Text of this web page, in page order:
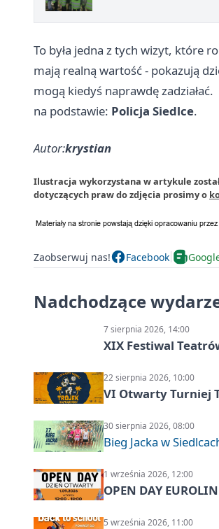
To była jedna z tych wizyt, które
mają realną wartość - pokazują
mogą kiedyś naprawdę zadziałać.
na podstawie: Policja Siedlce.
Autor:krystian
Ilustracja wykorzystana w artykule
dotyczących praw do zdjęcia prosimy o
Zaobserwuj nas! Facebook
Nadchodzące
7 sierpnia 2026, 14:00
XIX Festiwal
22 sierpnia 2026, 10:00
VI Otwarty Turniej
30 sierpnia 2026, 08:00
Bieg Jacka w
1 września 2026, 12:00
OPEN DAY
5 września 2026, 11:00